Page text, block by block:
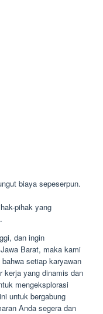
biaya sepeserpun.
pihak yang
dan ingin
Barat, maka kami
setiap karyawan
kerja yang dinamis dan
mengeksplorasi
untuk bergabung
Anda segera dan